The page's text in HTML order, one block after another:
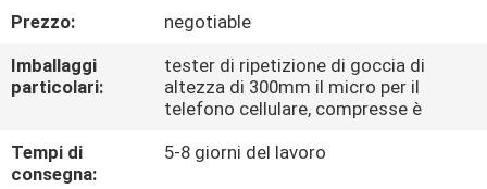
CONTROLLO
DI
QUALITÀ
CONTATTICI
Prezzo:
negotiable
Imballaggi
particolari:
tester di ripetizione di goccia di
altezza di 300mm il micro per il
telefono cellulare, compresse è
Tempi di
consegna:
5-8 giorni del lavoro